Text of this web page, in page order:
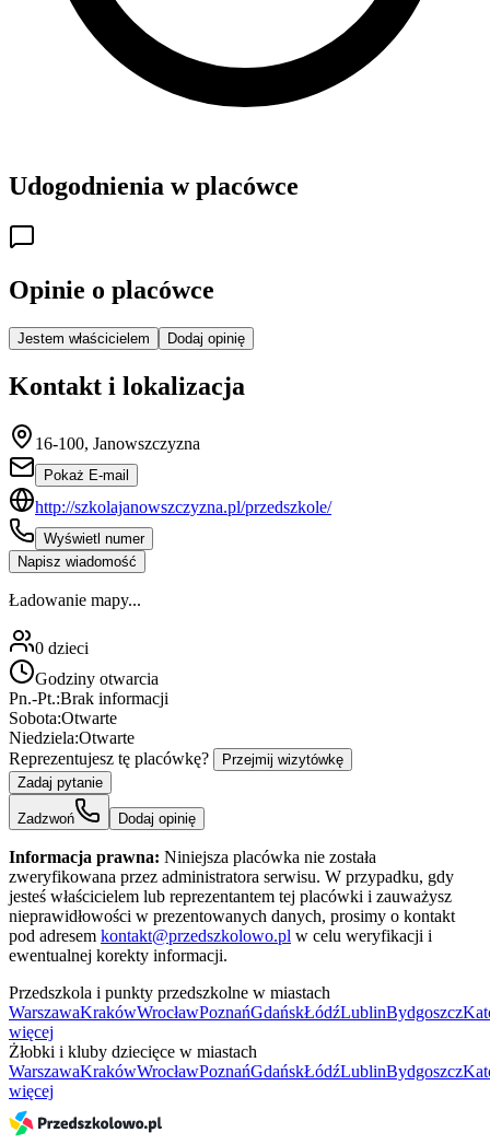
Udogodnienia w placówce
Opinie o placówce
Jestem właścicielem Dodaj opinię
Kontakt i lokalizacja
16-100, Janowszczyzna
Pokaż E-mail
http://szkolajanowszczyzna.pl/przedszkole/
Wyświetl numer
Napisz wiadomość
Ładowanie mapy...
0 dzieci
Godziny otwarcia
Pn.-Pt.:Brak informacji
Sobota:Otwarte
Niedziela:Otwarte
Reprezentujesz tę placówkę?
Przejmij wizytówkę
Zadaj pytanie
Zadzwoń Dodaj opinię
Informacja prawna: Niniejsza placówka nie została
zweryfikowana przez administratora serwisu. W przypadku, gdy
jesteś właścicielem lub reprezentantem tej placówki i zauważysz
nieprawidłowości w prezentowanych danych, prosimy o kontakt
pod adresem kontakt@przedszkolowo.pl w celu weryfikacji i
ewentualnej korekty informacji.
Przedszkola i punkty przedszkolne w miastach
WarszawaKrakówWrocławPoznańGdańskŁódźLublinBydgoszcz
więcej
Żłobki i kluby dziecięce w miastach
WarszawaKrakówWrocławPoznańGdańskŁódźLublinBydgoszcz
więcej